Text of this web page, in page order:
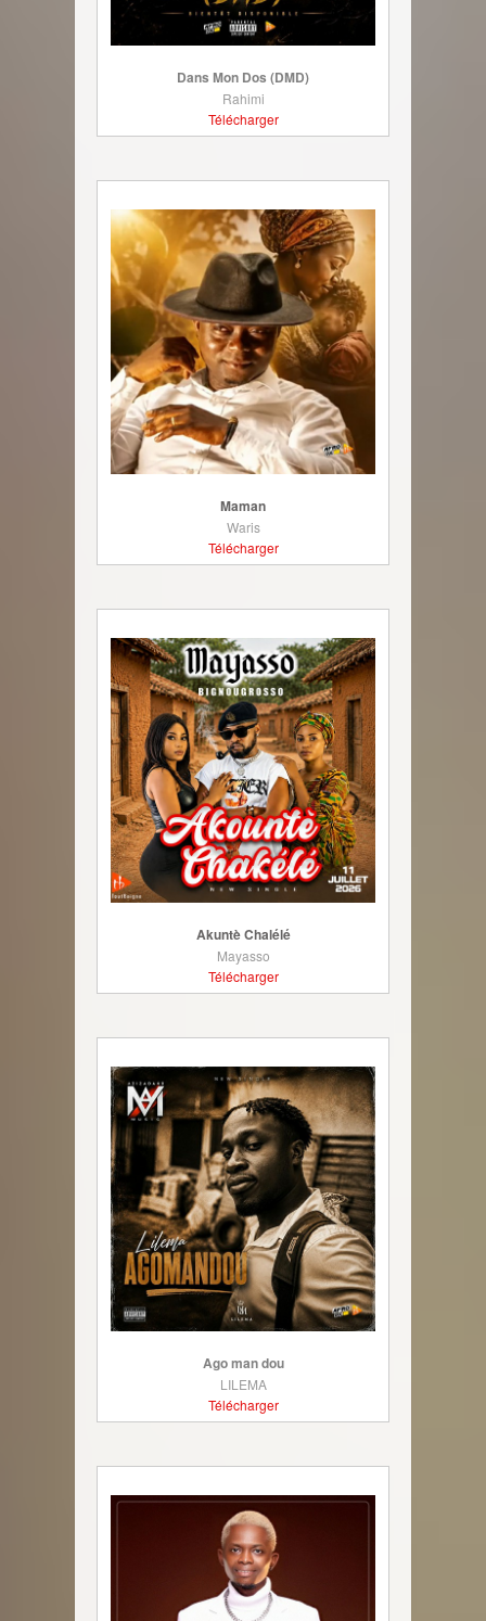
Dans Mon Dos (DMD)
Rahimi
Télécharger
Maman
Waris
Télécharger
Akuntè Chalélé
Mayasso
Télécharger
Ago man dou
LILEMA
Télécharger